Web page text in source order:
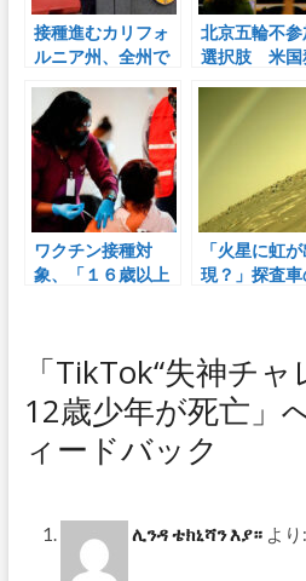
接種進むカリフォ
ルニア州、全州で
６月１５日から
北京五輪不参
選択肢 米国
ワクチン接種対
象、「１６歳以上
「火星に虹
現？」探査車
「TikTok“失神チ
12歳少年が死亡」
ィードバック
ሊንዳ ቴክኒሻን እያ። より: